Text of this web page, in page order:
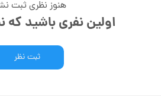
هنوز نظری ثبت
اولین نفری باشید
ثبت نظر